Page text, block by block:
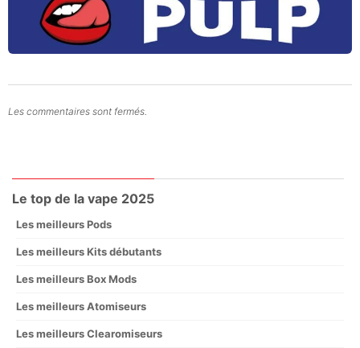
Les commentaires sont fermés.
Le top de la vape 2025
Les meilleurs Pods
Les meilleurs Kits débutants
Les meilleurs Box Mods
Les meilleurs Atomiseurs
Les meilleurs Clearomiseurs